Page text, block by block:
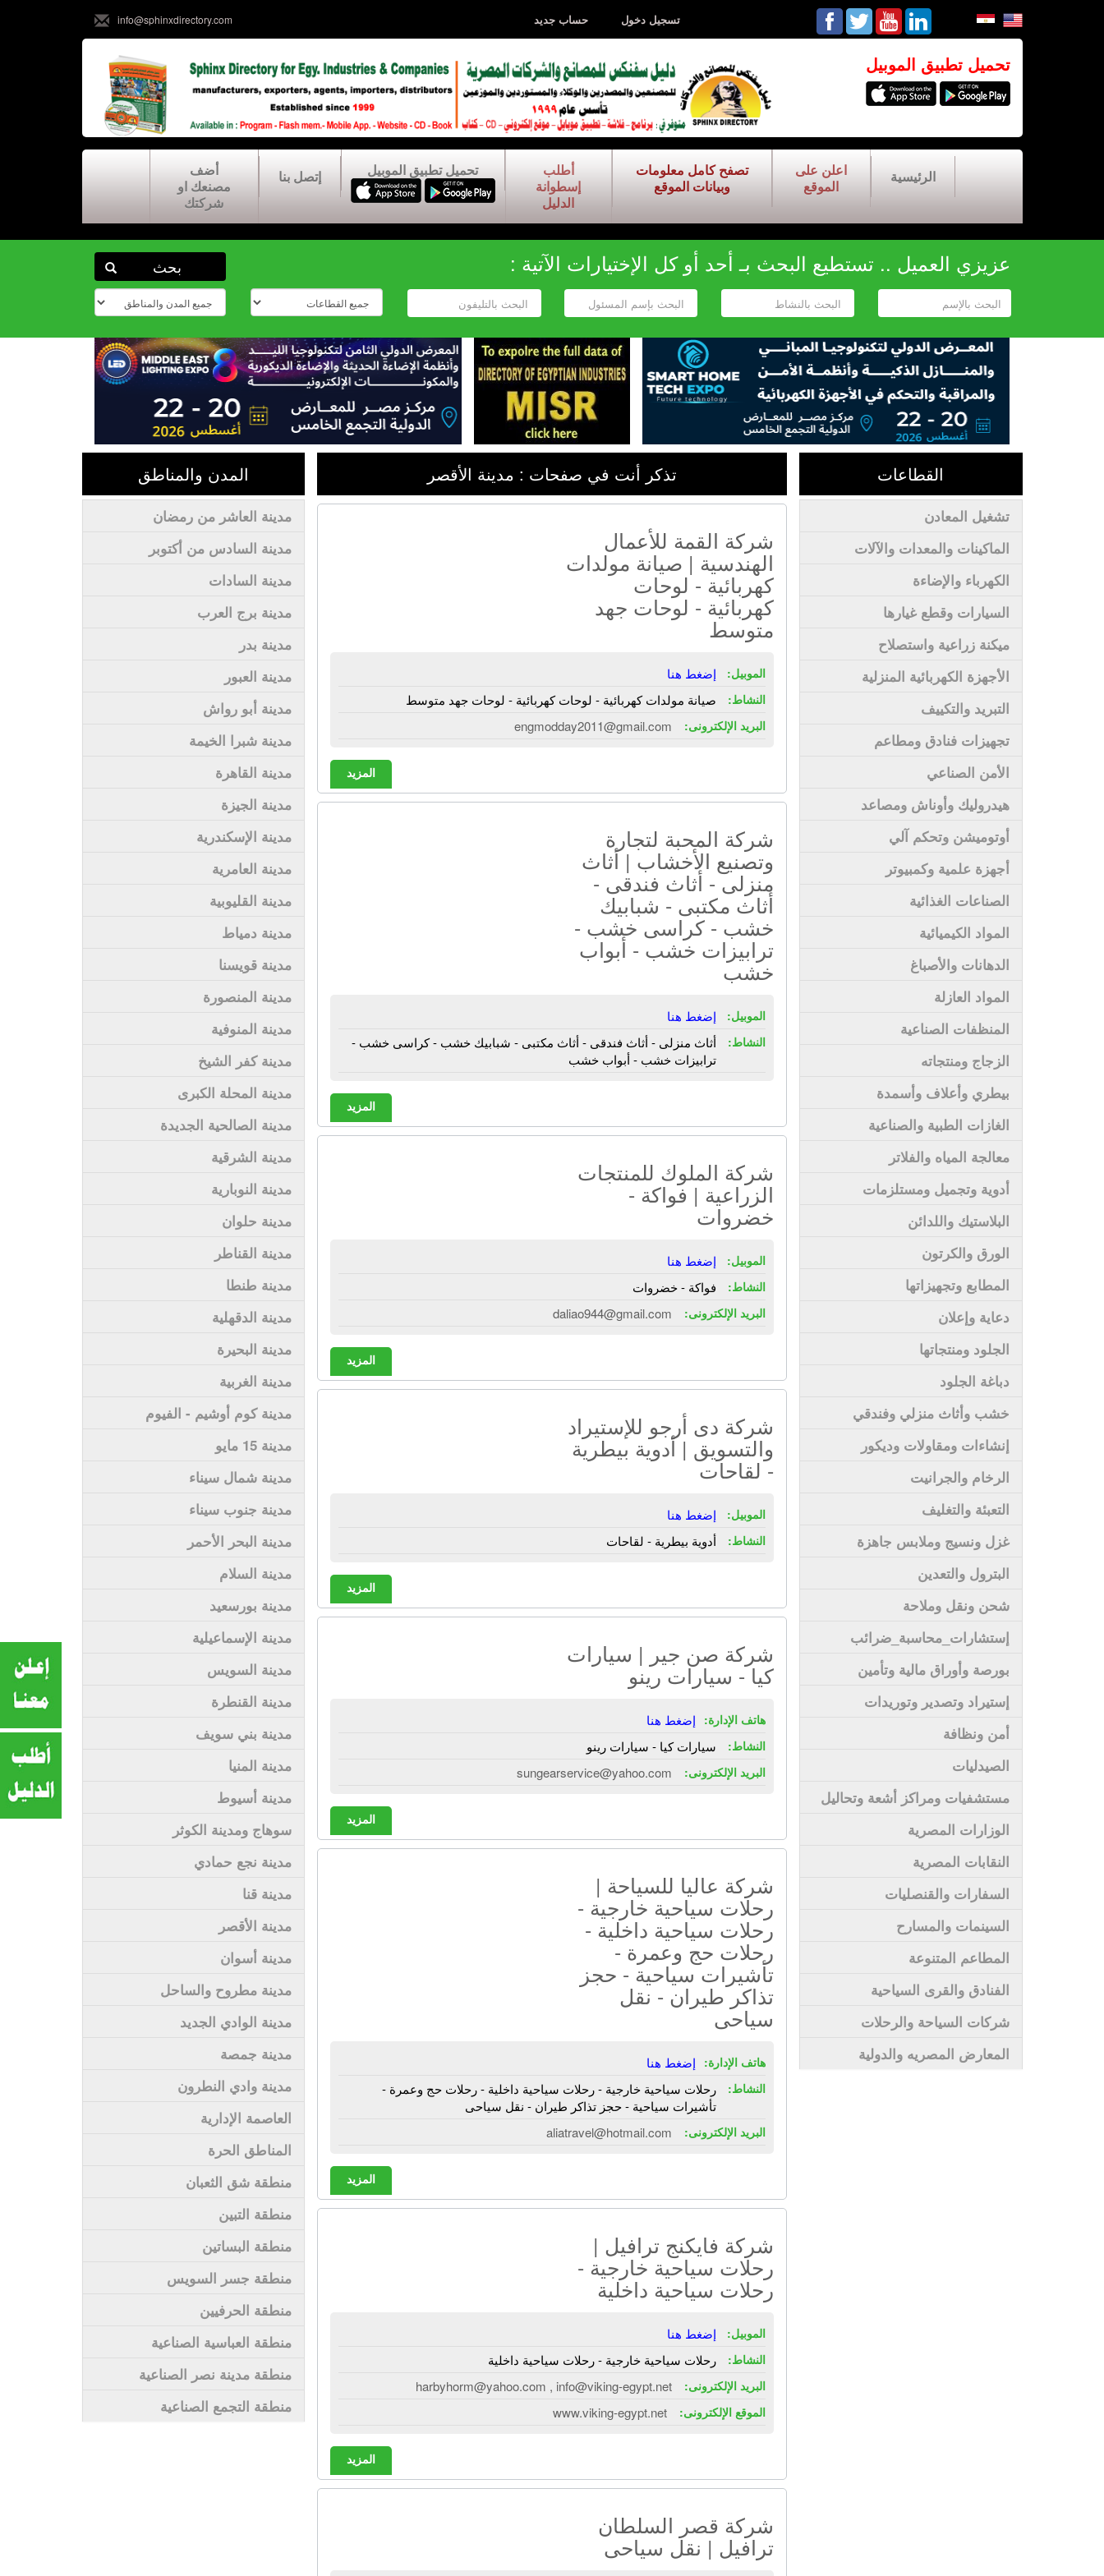
تسجيل دخول حساب جديد info@sphinxdirectory.com
تحميل تطبيق الموبيل
الرئيسية
اعلن على
الموقع
تصفح كامل معلومات
وبيانات الموقع
أطلب
إسطوانة
الدليل
تحميل تطبيق الموبيل إتصل بنا
أضف
مصنعك او
شركتك
عزيزي العميل .. تستطيع البحث بـ أحد أو كل الإختيارات الآتية :
القطاعات
تشغيل المعادن
الماكينات والمعدات والآلات
الكهرباء والإضاءة
السيارات وقطع غيارها
ميكنة زراعية واستصلاح
الأجهزة الكهربائية المنزلية
التبريد والتكييف
تجهيزات فنادق ومطاعم
الأمن الصناعي
هيدروليك وأوناش ومصاعد
أوتوميشن وتحكم آلي
أجهزة علمية وكمبيوتر
الصناعات الغذائية
المواد الكيميائية
الدهانات والأصباغ
المواد العازلة
المنظفات الصناعية
الزجاج ومنتجاته
بيطري وأعلاف وأسمدة
الغازات الطبية والصناعية
معالجة المياه والفلاتر
أدوية وتجميل ومستلزمات
البلاستيك واللدائن
الورق والكرتون
المطابع وتجهيزاتها
دعاية وإعلان
الجلود ومنتجاتها
دباغة الجلود
خشب وأثاث منزلي وفندقي
إنشاءات ومقاولات وديكور
الرخام والجرانيت
التعبئة والتغليف
غزل ونسيج وملابس جاهزة
البترول والتعدين
شحن ونقل وملاحة
إستشارات_محاسبة_ضرائب
بورصة وأوراق مالية وتأمين
إستيراد وتصدير وتوريدات
أمن ونظافة
الصيدليات
مستشفيات ومراكز أشعة وتحاليل
الوزارات المصرية
النقابات المصرية
السفارات والقنصليات
السينمات والمسارح
المطاعم المتنوعة
الفنادق والقرى السياحية
شركات السياحة والرحلات
المعارض المصريه والدولية
تذكر أنت في صفحات : مدينة الأقصر
شركة القمة للأعمال
الهندسية | صيانة مولدات
كهربائية - لوحات
كهربائية - لوحات جهد
متوسط
الموبيل: إضغط هنا
النشاط: صيانة مولدات كهربائية - لوحات كهربائية - لوحات جهد متوسط
البريد الإلكترونى: engmodday2011@gmail.com
المزيد
شركة المحبة لتجارة
وتصنيع الأخشاب | أثاث
منزلى - أثاث فندقى -
أثاث مكتبى - شبابيك
خشب - كراسى خشب -
ترابيزات خشب - أبواب
خشب
الموبيل: إضغط هنا
النشاط:
أثاث منزلى - أثاث فندقى - أثاث مكتبى - شبابيك خشب - كراسى خشب -
ترابيزات خشب - أبواب خشب
المزيد
شركة الملوك للمنتجات
الزراعية | فواكة -
خضروات
الموبيل: إضغط هنا
النشاط: فواكة - خضروات
البريد الإلكترونى: daliao944@gmail.com
المزيد
شركة دى أرجو للإستيراد
والتسويق | أدوية بيطرية
- لقاحات
الموبيل: إضغط هنا
النشاط: أدوية بيطرية - لقاحات
المزيد
شركة صن جير | سيارات
كيا - سيارات رينو
هاتف الإدارة: إضغط هنا
النشاط: سيارات كيا - سيارات رينو
البريد الإلكترونى: sungearservice@yahoo.com
المزيد
شركة عاليا للسياحة |
رحلات سياحية خارجية -
رحلات سياحية داخلية -
رحلات حج وعمرة -
تأشيرات سياحية - حجز
تذاكر طيران - نقل
سياحى
هاتف الإدارة: إضغط هنا
النشاط:
رحلات سياحية خارجية - رحلات سياحية داخلية - رحلات حج وعمرة -
تأشيرات سياحية - حجز تذاكر طيران - نقل سياحى
البريد الإلكترونى: aliatravel@hotmail.com
المزيد
شركة فايكنج ترافيل |
رحلات سياحية خارجية -
رحلات سياحية داخلية
الموبيل: إضغط هنا
النشاط: رحلات سياحية خارجية - رحلات سياحية داخلية
البريد الإلكترونى: harbyhorm@yahoo.com , info@viking-egypt.net
الموقع الإلكترونى: www.viking-egypt.net
المزيد
شركة قصر السلطان
ترافيل | نقل سياحى
المدن والمناطق
مدينة العاشر من رمضان
مدينة السادس من أكتوبر
مدينة السادات
مدينة برج العرب
مدينة بدر
مدينة العبور
مدينة أبو رواش
مدينة شبرا الخيمة
مدينة القاهرة
مدينة الجيزة
مدينة الإسكندرية
مدينة العامرية
مدينة القليوبية
مدينة دمياط
مدينة قويسنا
مدينة المنصورة
مدينة المنوفية
مدينة كفر الشيخ
مدينة المحلة الكبرى
مدينة الصالحية الجديدة
مدينة الشرقية
مدينة النوبارية
مدينة حلوان
مدينة القناطر
مدينة طنطا
مدينة الدقهلية
مدينة البحيرة
مدينة الغربية
مدينة كوم أوشيم - الفيوم
مدينة 15 مايو
مدينة شمال سيناء
مدينة جنوب سيناء
مدينة البحر الأحمر
مدينة السلام
مدينة بورسعيد
مدينة الإسماعيلية
مدينة السويس
مدينة القنطرة
مدينة بني سويف
مدينة المنيا
مدينة أسيوط
سوهاج ومدينة الكوثر
مدينة نجع حمادي
مدينة قنا
مدينة الأقصر
مدينة أسوان
مدينة مطروح والساحل
مدينة الوادي الجديد
مدينة جمصة
مدينة وادي النطرون
العاصمة الإدارية
المناطق الحرة
منطقة شق الثعبان
منطقة التبين
منطقة البساتين
منطقة جسر السويس
منطقة الحرفيين
منطقة العباسية الصناعية
منطقة مدينة نصر الصناعية
منطقة التجمع الصناعية